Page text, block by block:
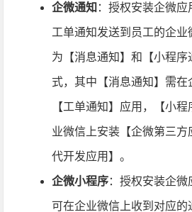
企微通知 ：授权安装企微
工单通知发送到员工的企业
为【消息通知】和【小程序
式，其中【消息通知】需在
【工单通知】应用，【小
业微信上安装【企微第三方
代开发应用】。
企微小程序：授权安装企
可在企业微信上收到对应的